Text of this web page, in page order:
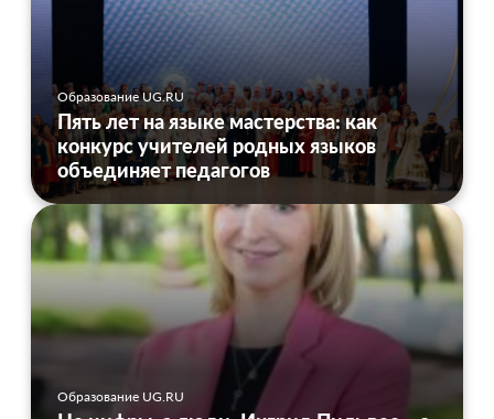
Образование UG.RU
Пять лет на языке мастерства: как
конкурс учителей родных языков
объединяет педагогов
Образование UG.RU